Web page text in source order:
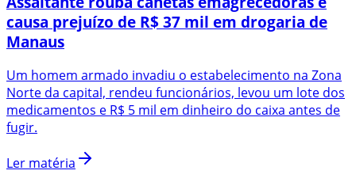
causa prejuízo de R$ 37 mil em drogaria de
Manaus
Um homem armado invadiu o estabelecimento na Zona
Norte da capital, rendeu funcionários, levou um lote dos
medicamentos e R$ 5 mil em dinheiro do caixa antes de
fugir.
Ler matéria